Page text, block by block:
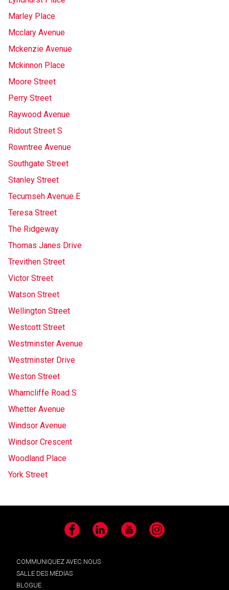
Marley Place
Mcclary Avenue
Mckenzie Avenue
Mckinnon Place
Moore Street
Perry Street
Raywood Avenue
Ridout Street S
Rowntree Avenue
Southgate Street
Stanley Street
Tecumseh Avenue E
Teresa Street
The Ridgeway
Thomas Janes Drive
Trevithen Street
Victor Street
Watson Street
Wellington Street
Westcott Street
Westminster Avenue
Westminster Drive
Weston Street
Wharncliffe Road S
Whetter Avenue
Windsor Avenue
Windsor Crescent
Woodland Place
York Street
Facebook LinkedIn YouTube Instagram
COMMUNIQUEZ AVEC NOUS
SALLE DES MÉDIAS
BLOGUE